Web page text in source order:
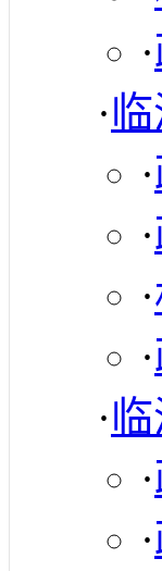
·
·
·
·
·
·
·
·
·